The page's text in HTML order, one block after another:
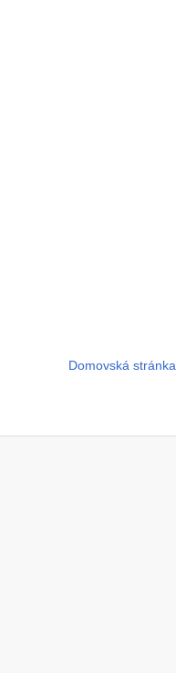
Domovská stránka